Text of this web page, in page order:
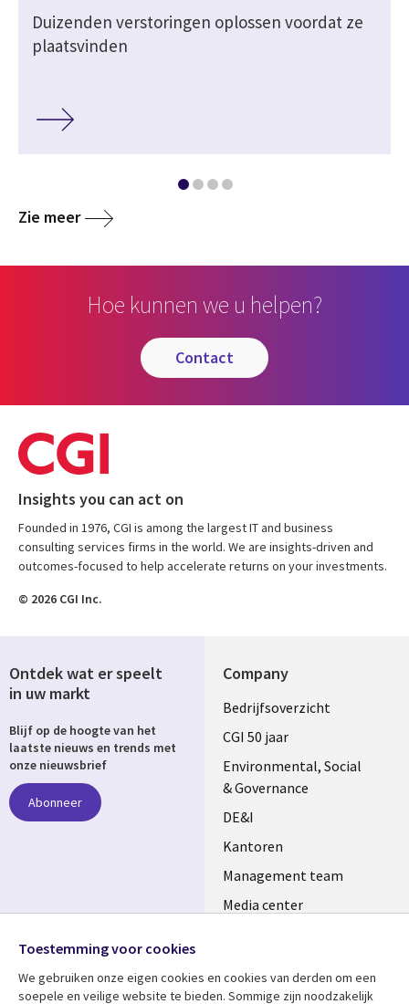
Duizenden verstoringen oplossen voordat ze
plaatsvinden
Zie meer
Hoe kunnen we u helpen?
contact
Insights you can act on
Founded in 1976, CGI is among the largest IT and business
consulting services firms in the world. We are insights-driven and
outcomes-focused to help accelerate returns on your investments.
© 2026 CGI Inc.
Company
Useful
links
NETHERLANDS
Bedrijfsoverzicht
CGI 50 jaar
Environmental, Social
& Governance
DE&I
Kantoren
Management team
Media center
Ontdek wat er speelt
in uw markt
Blijf op de hoogte van het
laatste nieuws en trends met
onze nieuwsbrief
Abonneer
Media
Toestemming voor cookies
We gebruiken onze eigen cookies en cookies van derden om een ​​
soepele en veilige website te bieden. Sommige zijn noodzakelijk